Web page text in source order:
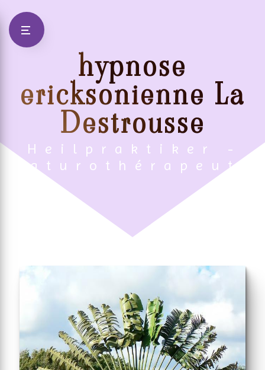
hypnose
ericksonienne La
Destrousse
Heilpraktiker -
Naturothérapeute